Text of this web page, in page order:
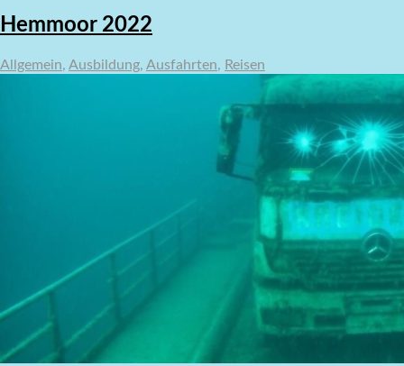
Hemmoor 2022
Allgemein, Ausbildung, Ausfahrten, Reisen